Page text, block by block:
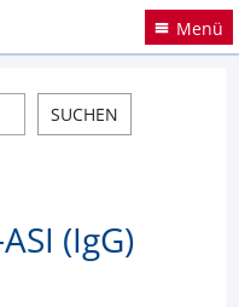
Menü
(IgG)